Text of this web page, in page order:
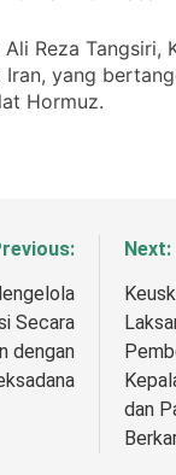
Reza Tangsiri,
Iran, yang
Hormuz.
Secara
dengan
Next:
dan